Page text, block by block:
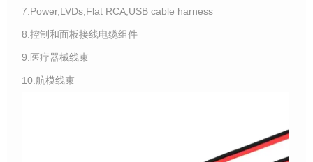
7.Power,LVDs,Flat RCA,USB cable harness
8.控制和面板接线电缆组件
9.医疗器械线束
10.航模线束